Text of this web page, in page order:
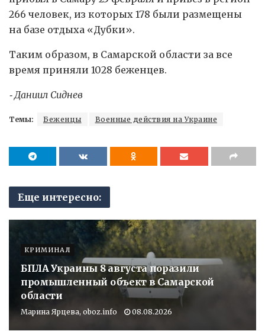
266 человек, из которых 178 были размещены
на базе отдыха «Дубки».
Таким образом, в Самарской области за все
время приняли 1028 беженцев.
⁃ Даниил Сиднев
Темы: Беженцы Военные действия на Украине
Еще интересно:
КРИМИНАЛ
БПЛА Украины 8 августа поразили
промышленный объект в Самарской
области
Марина Ярцева, oboz.info 08.08.2026